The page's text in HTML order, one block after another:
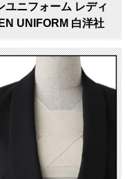
ユニフォーム レディ
UNIFORM 白洋社